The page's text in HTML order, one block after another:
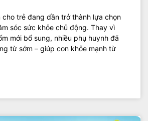
cho trẻ đang dần trở thành lựa chọn
sóc sức khỏe chủ động. Thay vì
mới bổ sung, nhiều phụ huynh đã
từ sớm – giúp con khỏe mạnh từ